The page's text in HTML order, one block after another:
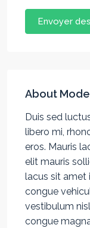
Envoyer
About
Duis sed
libero mi,
eros. Mauris
elit mauris
lacus sit amet
congue
vestibulum
congue